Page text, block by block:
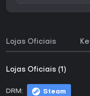
Lojas Oficiais
Lojas Oficiais (1)
DRM: Steam